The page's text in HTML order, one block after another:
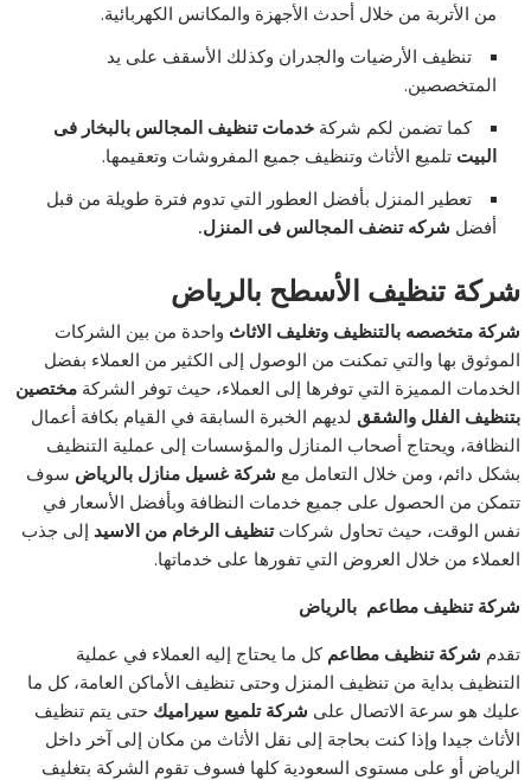
من الأتربة من خلال أحدث الأجهزة والمكانس الكهربائية.
تنظيف الأرضيات والجدران وكذلك الأسقف على يد
المتخصصين.
كما تضمن لكم شركةخدمات تنظيف المجالس بالبخار فى
البيت تلميع الأثاث وتنظيف جميع المفروشات وتعقيمها.
تعطير المنزل بأفضل العطور التي تدوم فترة طويلة من قبل
أفضل شركه تنضف المجالس فى المنزل.
شركة تنظيف الأسطح بالرياض
شركة متخصصه بالتنظيف وتغليف الاثاث واحدة من بين الشركات
الموثوق بها والتي تمكنت من الوصول إلى الكثير من العملاء بفضل
الخدمات المميزة التي توفرها إلى العملاء، حيث توفر الشركةمختصين
بتنظيف الفلل والشقق لديهم الخبرة السابقة في القيام بكافة أعمال
النظافة، ويحتاج أصحاب المنازل والمؤسسات إلى عملية التنظيف
بشكل دائم، ومن خلال التعامل مع شركة غسيل منازل بالرياض سوف
تتمكن من الحصول على جميع خدمات النظافة وبأفضل الأسعار في
نفس الوقت، حيث تحاول شركاتتنظيف الرخام من الاسيد إلى جذب
العملاء من خلال العروض التي تفورها على خدماتها.
شركة تنظيف مطاعم بالرياض
تقدم شركة تنظيف مطاعم كل ما يحتاج إليه العملاء في عملية
التنظيف بداية من تنظيف المنزل وحتى تنظيف الأماكن العامة، كل ما
عليك هو سرعة الاتصال على شركة تلميع سيراميك حتى يتم تنظيف
الأثاث جيدا وإذا كنت بحاجة إلى نقل الأثاث من مكان إلى آخر داخل
الرياض أو على مستوى السعودية كلها فسوف تقوم الشركة بتغليف